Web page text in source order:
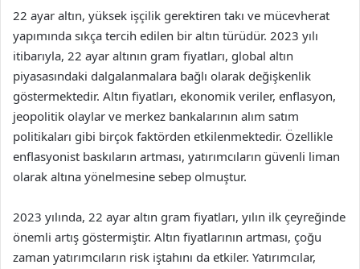
22 ayar altın, yüksek işçilik gerektiren takı ve mücevherat
yapımında sıkça tercih edilen bir altın türüdür. 2023 yılı
itibarıyla, 22 ayar altının gram fiyatları, global altın
piyasasındaki dalgalanmalara bağlı olarak değişkenlik
göstermektedir. Altın fiyatları, ekonomik veriler, enflasyon,
jeopolitik olaylar ve merkez bankalarının alım satım
politikaları gibi birçok faktörden etkilenmektedir. Özellikle
enflasyonist baskıların artması, yatırımcıların güvenli liman
olarak altına yönelmesine sebep olmuştur.
2023 yılında, 22 ayar altın gram fiyatları, yılın ilk çeyreğinde
önemli artış göstermiştir. Altın fiyatlarının artması, çoğu
zaman yatırımcıların risk iştahını da etkiler. Yatırımcılar,